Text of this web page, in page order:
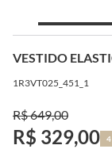
VESTIDO
1R3VT025_451_1
R$ 649,00
R$ 329,00